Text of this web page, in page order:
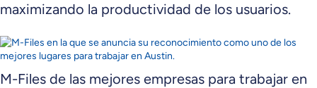
maximizando la productividad de los usuarios.
M-Files de las mejores empresas para trabajar en